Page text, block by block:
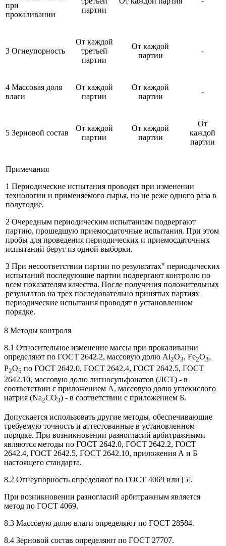
при
прокаливании
партии
3 Огнеупорность
От каждой
третьей
партии
От каждой
партии
-
4 Массовая доля
влаги
От каждой
партии
От каждой
партии
-
5 Зерновой состав
От каждой
партии
От каждой
партии
От
каждой
партии
Примечания
1 Периодические испытания проводят при изменении
технологии и применяемого сырья, но не реже одного раза в
полугодие.
2 Очередным периодическим испытаниям подвергают
партию, прошедшую приемосдаточные испытания. При этом
пробы для проведения периодических и приемосдаточных
испытаний берут из одной выборки.
3 При несоответствии партии по результатах" периодических
испытаний последующие партии подвергают контролю по
всем показателям качества. После получения положительных
результатов на трех последовательно принятых партиях
периодические испытания проводят в установленном
порядке.
8 Методы контроля
8.1 Относительное изменение массы при прокаливании
определяют по ГОСТ 2642.2, массовую долю Al2O3, Fe2O3,
P2O5 по ГОСТ 2642.0, ГОСТ 2642.4, ГОСТ 2642.5, ГОСТ
2642.10, массовую долю лигносульфонатов (ЛСТ) - в
соответствии с приложением А, массовую долю углекислого
натрия (Na2CO3) - в соответствии с приложением Б.
Допускается использовать другие методы, обеспечивающие
требуемую точность и аттестованные в установленном
порядке. При возникновении разногласий арбитражными
являются методы по ГОСТ 2642.0, ГОСТ 2642.2, ГОСТ
2642.4, ГОСТ 2642.5, ГОСТ 2642.10, приложения А и Б
настоящего стандарта.
8.2 Огнеупорность определяют по ГОСТ 4069 или [5].
При возникновении разногласий арбитражным является
метод по ГОСТ 4069.
8.3 Массовую долю влаги определяют по ГОСТ 28584.
8.4 Зерновой состав определяют по ГОСТ 27707.